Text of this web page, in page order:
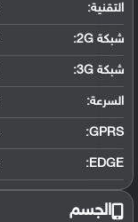
التقنية:
شبكة 2G:
شبكة 3G :
السرعة:
GPRS:
EDGE:
الجسم